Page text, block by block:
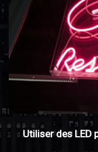
Utiliser des LED